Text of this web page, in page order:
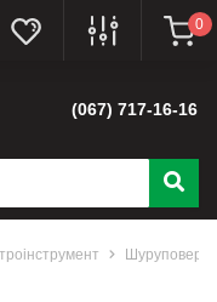
0
(067) 717-16-16
Шуруповерти